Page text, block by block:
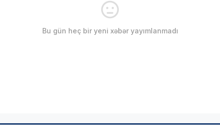
Bu gün heç bir yeni xəbər yayımlanmadı